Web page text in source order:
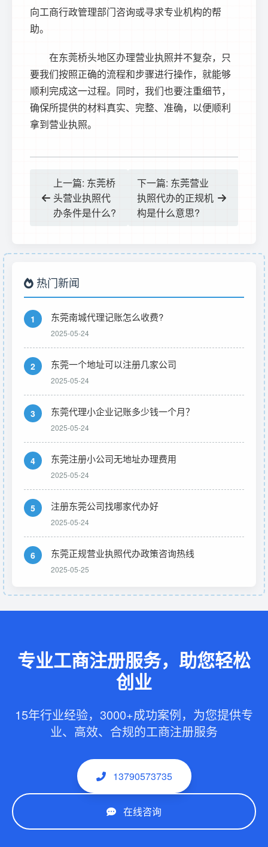
向工商行政管理部门咨询或寻求专业机构的帮
助。
在东莞桥头地区办理营业执照并不复杂，只
要我们按照正确的流程和步骤进行操作，就能够
顺利完成这一过程。同时，我们也要注重细节，
确保所提供的材料真实、完整、准确，以便顺利
拿到营业执照。
上一篇: 东莞桥
头营业执照代
办条件是什么?
下一篇: 东莞营业
执照代办的正规机
构是什么意思?
热门新闻
1 东莞南城代理记账怎么收费?
2025-05-24
2 东莞一个地址可以注册几家公司
2025-05-24
3 东莞代理小企业记账多少钱一个月？
2025-05-24
4 东莞注册小公司无地址办理费用
2025-05-24
5 注册东莞公司找哪家代办好
2025-05-24
6 东莞正规营业执照代办政策咨询热线
2025-05-25
专业工商注册服务，助您轻松
创业
15年行业经验，3000+成功案例，为您提供专
业、高效、合规的工商注册服务
13790573735
在线咨询